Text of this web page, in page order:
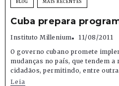
BLOG MAIS RECENTES
Cuba prepara
Instituto Millenium
11/08/2011
O governo cubano promete
mudanças no país, que tendem
cidadãos, permitindo, entre
Leia